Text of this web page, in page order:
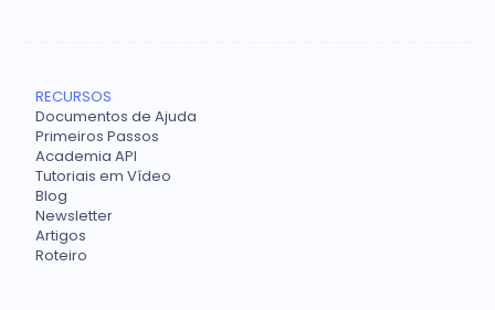
RECURSOS
Documentos de Ajuda
Primeiros Passos
Academia API
Tutoriais em Vídeo
Blog
Newsletter
Artigos
Roteiro